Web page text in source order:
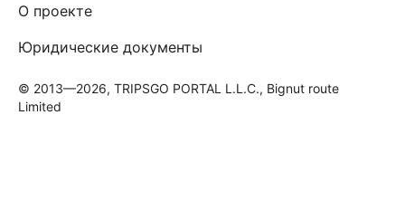
О проекте
Юридические документы
© 2013—2026, TRIPSGO PORTAL L.L.C., Bignut route
Limited